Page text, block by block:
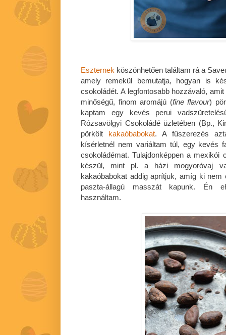
Eszternek köszönhetően találtam rá a
amely remekül bemutatja, hogyan is
csokoládét. A legfontosabb hozzávaló,
minőségű, finom aromájú (fine flavour)
kaptam egy kevés perui
Rózsavölgyi Csokoládé üzletében (Bp.,
pörkölt
kakaóbabokat. A fűszerezés
kísérletnél nem variáltam túl, egy kevés
csokoládémat. Tulajdonképpen a mexikói
készül, mint pl. a házi mogyoróvaj
kakaóbabokat addig aprítjuk, amíg ki
paszta-állagú masszát kapunk. Én
használtam.